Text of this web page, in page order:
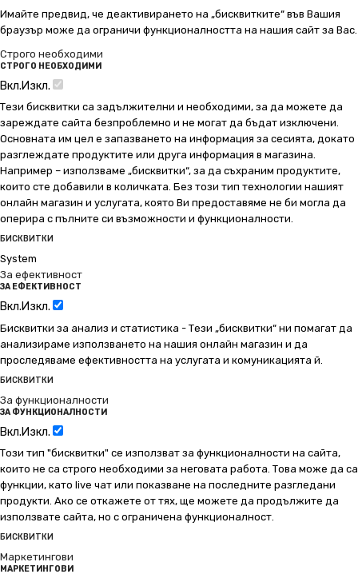
Имайте предвид, че деактивирането на „бисквитките“ във Вашия
браузър може да ограничи функционалността на нашия сайт за Вас.
Строго необходими
СТРОГО НЕОБХОДИМИ
Вкл.Изкл.
Тези бисквитки са задължителни и необходими, за да можете да
зареждате сайта безпроблемно и не могат да бъдат изключени.
Основната им цел е запазването на информация за сесията, докато
разглеждате продуктите или друга информация в магазина.
Например – използваме „бисквитки“, за да съхраним продуктите,
които сте добавили в количката. Без този тип технологии нашият
онлайн магазин и услугата, която Ви предоставяме не би могла да
оперира с пълните си възможности и функционалности.
БИСКВИТКИ
System
За ефективност
ЗА ЕФЕКТИВНОСТ
Вкл.Изкл.
Бисквитки за анализ и статистика - Тези „бисквитки“ ни помагат да
анализираме използването на нашия онлайн магазин и да
проследяваме ефективността на услугата и комуникацията й.
БИСКВИТКИ
За функционалности
ЗА ФУНКЦИОНАЛНОСТИ
Вкл.Изкл.
Този тип "бисквитки" се използват за функционалности на сайта,
които не са строго необходими за неговата работа. Това може да са
функции, като live чат или показване на последните разгледани
продукти. Ако се откажете от тях, ще можете да продължите да
използвате сайта, но с ограничена функционалност.
БИСКВИТКИ
Маркетингови
МАРКЕТИНГОВИ